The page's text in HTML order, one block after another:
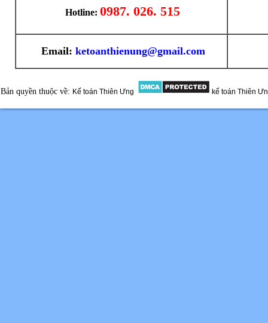
Hotline: 0987. 026. 515
Email: ketoanthienung@gmail.com
Bản quyền thuộc về: Kế toán Thiên Ưng kế toán Thiên